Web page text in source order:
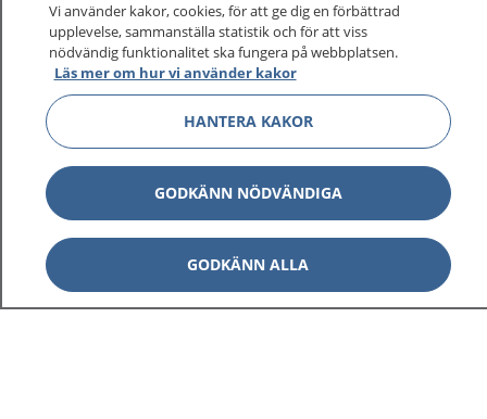
1177 ger dig råd när du vill må bättre.
1177 på flera språk
Om 1177 Visa
Kontakt Visa
Vi använder kakor, cookies, för att ge dig en förbättrad
upplevelse, sammanställa statistik och för att viss
nödvändig funktionalitet ska fungera på webbplatsen.
Läs mer om hur vi använder kakor
HANTERA KAKOR
GODKÄNN NÖDVÄNDIGA
GODKÄNN ALLA